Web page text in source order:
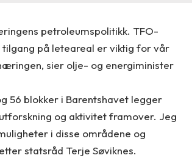
petroleumspolitikk. TFO-
på leteareal er viktig for vår
sier olje- og energiminister
56 blokker i Barentshavet legger
og aktivitet framover. Jeg
i disse områdene og
statsråd Terje Søviknes.